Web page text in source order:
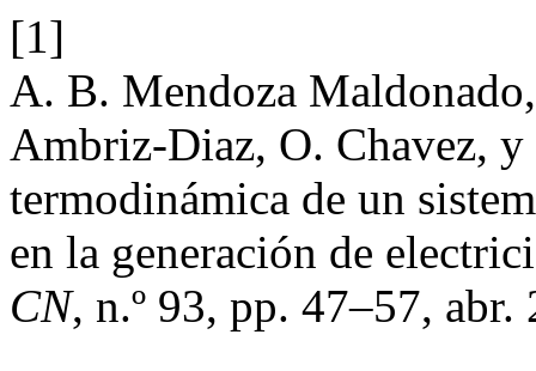
[1]
A. B. Mendoza
Ambriz-Diaz, O. Chavez,
termodinámica de un
en la generación de
CN, n.º 93, pp. 47–57, abr.